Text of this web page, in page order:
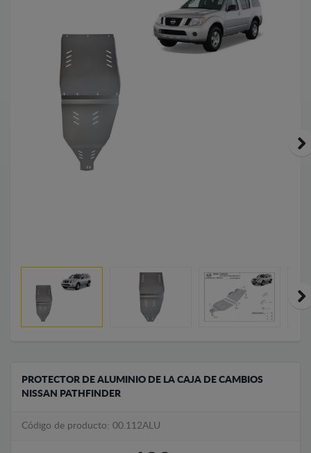
PROTECTOR DE ALUMINIO DE LA CAJA DE CAMBIOS
NISSAN PATHFINDER
Código de producto: 00.112ALU